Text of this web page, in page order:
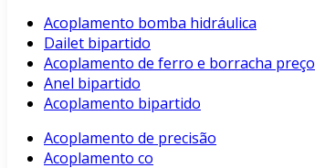
Acoplamento bomba hidráulica
Dailet bipartido
Acoplamento de ferro e borracha preço
Anel bipartido
Acoplamento bipartido
Acoplamento de precisão
Acoplamento co